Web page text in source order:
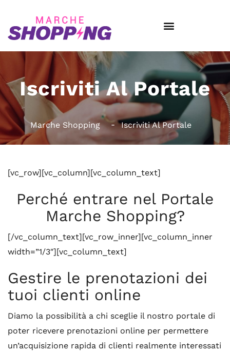
Iscriviti Al Portale
Marche Shopping Iscriviti Al Portale
[vc_row][vc_column][vc_column_text]
Perché entrare nel Portale
Marche Shopping?
[/vc_column_text][vc_row_inner][vc_column_inner
width=”1/3″][vc_column_text]
Gestire le prenotazioni dei
tuoi clienti online
Diamo la possibilità a chi sceglie il nostro portale di
poter ricevere prenotazioni online per permettere
un’acquisizione rapida di clienti realmente interessati